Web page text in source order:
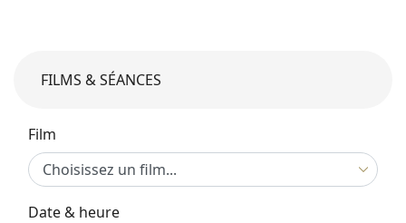
FILMS & SÉANCES
Film
Date & heure